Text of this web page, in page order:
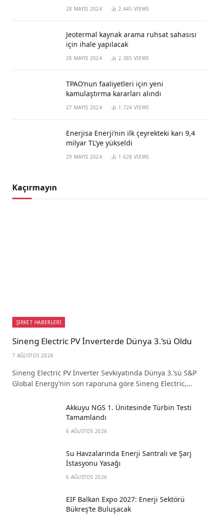
28 MAYIS 2024 2.445VIEWS
Jeotermal kaynak arama ruhsat sahasısı
için ihale yapılacak
28 MAYIS 2024 2.385VIEWS
TPAO’nun faaliyetleri için yeni
kamulaştırma kararları alındı
27 MAYIS 2024 1.724VIEWS
Enerjisa Enerji’nin ilk çeyrekteki karı 9,4
milyar TL’ye yükseldi
29 MAYIS 2024 1.628VIEWS
Kaçırmayın
ŞİRKET HABERLERİ
Sineng Electric PV İnverterde Dünya 3.’sü Oldu
7 AĞUSTOS 2026
Sineng Electric PV İnverter Sevkiyatında Dünya 3.’sü S&P
Global Energy’nin son raporuna göre Sineng Electric,…
Akkuyu NGS 1. Ünitesinde Türbin Testi
Tamamlandı
6 AĞUSTOS 2026
Su Havzalarında Enerji Santrali ve Şarj
İstasyonu Yasağı
6 AĞUSTOS 2026
EIF Balkan Expo 2027: Enerji Sektörü
Bükreş’te Buluşacak